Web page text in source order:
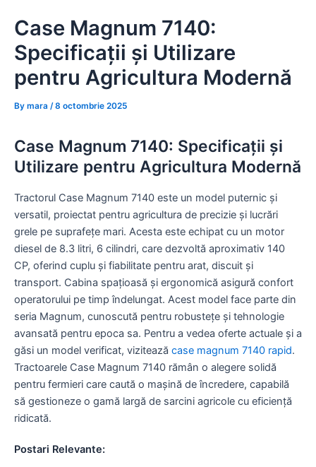
content
Case Magnum 7140:
Specificații și Utilizare
pentru Agricultura Modernă
By mara /8 octombrie 2025
Case Magnum 7140: Specificații și
Utilizare pentru Agricultura Modernă
Tractorul Case Magnum 7140 este un model puternic și
versatil, proiectat pentru agricultura de precizie și lucrări
grele pe suprafețe mari. Acesta este echipat cu un motor
diesel de 8.3 litri, 6 cilindri, care dezvoltă aproximativ 140
CP, oferind cuplu și fiabilitate pentru arat, discuit și
transport. Cabina spațioasă și ergonomică asigură confort
operatorului pe timp îndelungat. Acest model face parte din
seria Magnum, cunoscută pentru robustețe și tehnologie
avansată pentru epoca sa. Pentru a vedea oferte actuale și a
găsi un model verificat, vizitează case magnum 7140 rapid.
Tractoarele Case Magnum 7140 rămân o alegere solidă
pentru fermieri care caută o mașină de încredere, capabilă
să gestioneze o gamă largă de sarcini agricole cu eficiență
ridicată.
Postari Relevante: